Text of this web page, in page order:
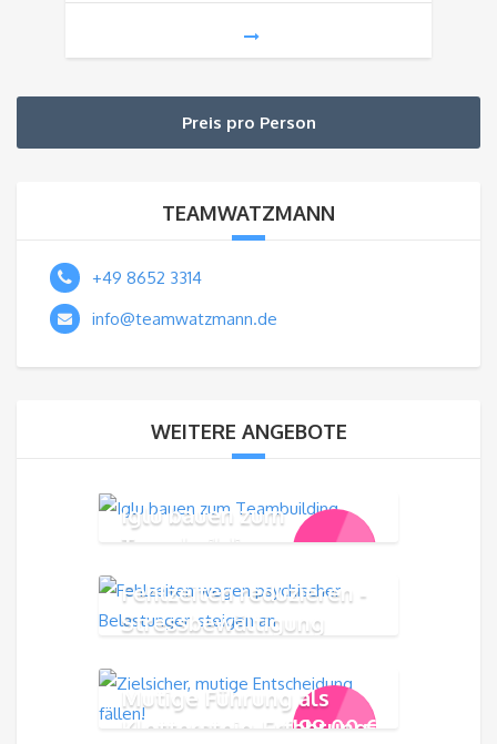
Preis pro Person
TEAMWATZMANN
+49 8652 3314
info@teamwatzmann.de
WEITERE ANGEBOTE
99,00€
Iglu bauen zum
Teambuilding
Fehlzeiten reduzieren -
Stressbewältigung
199,00€
Mutige Führung als
Klettersteig-Erfahrung